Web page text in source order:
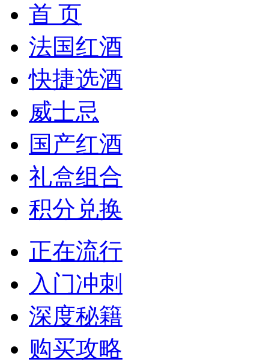
首 页
法国红酒
快捷选酒
威士忌
国产红酒
礼盒组合
积分兑换
正在流行
入门冲刺
深度秘籍
购买攻略